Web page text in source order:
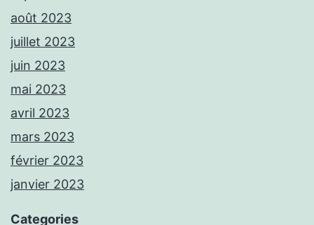
août 2023
juillet 2023
juin 2023
mai 2023
avril 2023
mars 2023
février 2023
janvier 2023
Categories